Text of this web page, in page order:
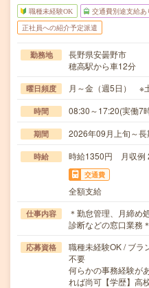
職種未経験OK 交通費別途支給あ
正社員への紹介予定派遣
勤務地
長野県安曇野市
穂高駅から車12分
曜日頻度 月～金（週5日） ※
時間 08:30～17:20(実働7
期間 2026年09月上旬～
時給 時給1350円 月収例
交通費
全額支給
仕事内容
＊勤怠管理、月締め
診断などの窓口業務
応募資格
職種未経験OK / ブラ
不要
何らかの事務経験が
れば尚可【学歴】高